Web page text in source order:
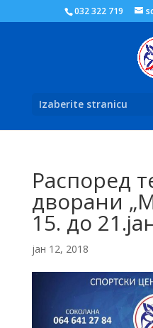
032 322 719
Izaberite stranicu
Распоред
дворани
15. до
јан 12, 2018